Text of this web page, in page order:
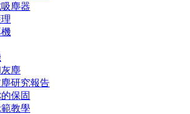
塵器
塵
研究報告
保固
教學